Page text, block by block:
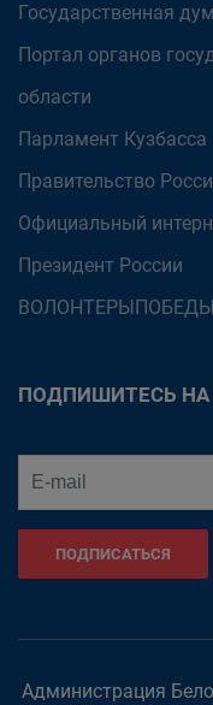
Государственная
Портал органов
области
Парламент Кузбасса
Правительство
Официальный
Президент России
ПОДПИШИТЕСЬ НА
ПОДПИСАТЬСЯ
Администрация